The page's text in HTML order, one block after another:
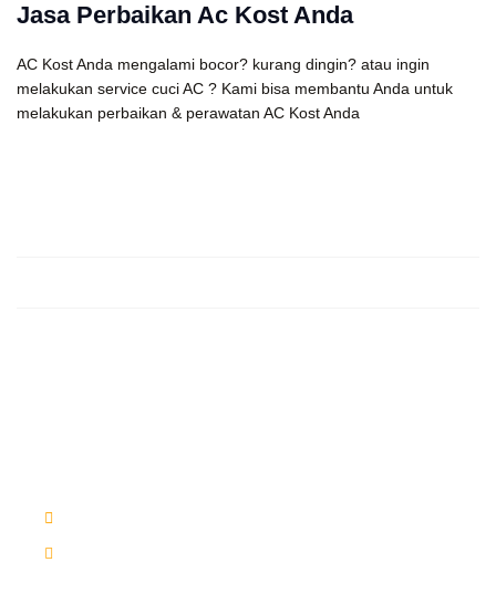
Jasa Perbaikan Ac Kost Anda
AC Kost Anda mengalami bocor? kurang dingin? atau ingin
melakukan service cuci AC ? Kami bisa membantu Anda untuk
melakukan perbaikan & perawatan AC Kost Anda